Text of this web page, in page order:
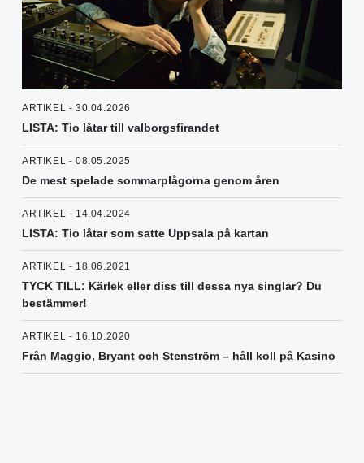
ARTIKEL - 30.04.2026
LISTA: Tio låtar till valborgsfirandet
ARTIKEL - 08.05.2025
De mest spelade sommarplågorna genom åren
ARTIKEL - 14.04.2024
LISTA: Tio låtar som satte Uppsala på kartan
ARTIKEL - 18.06.2021
TYCK TILL: Kärlek eller diss till dessa nya singlar? Du
bestämmer!
ARTIKEL - 16.10.2020
Från Maggio, Bryant och Stenström – håll koll på Kasino